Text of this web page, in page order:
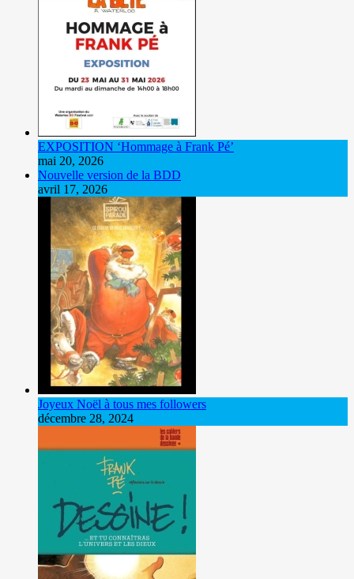
EXPOSITION ‘Hommage à Frank Pé’
mai 20, 2026
Nouvelle version de la BDD
avril 17, 2026
Joyeux Noël à tous mes followers
décembre 28, 2024